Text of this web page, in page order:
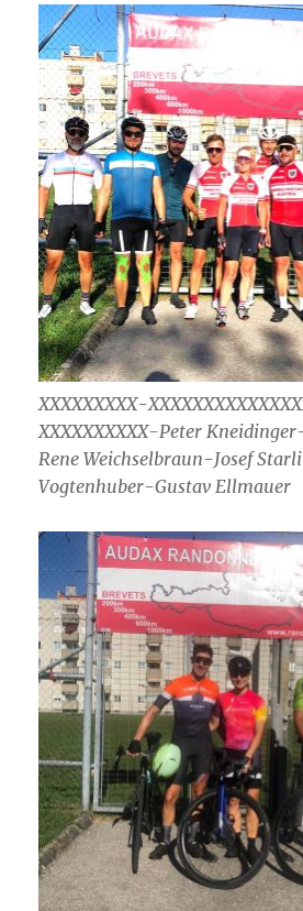
XXXXXXXXX-
XXXXXXXXXX-Peter
Rene Weichselbraun-Josef
Vogtenhuber-Gustav Ellmauer